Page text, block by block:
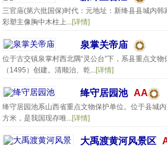
三官庙(第六批国保)时代：元地址：新绛县县城内
彩塑主像胸中木柱上...[详情]
泉掌关帝庙
位于古交镇泉掌村西北隅“灵公台”下，系县重点文
（1495）创建。清顺治、乾...[详情]
绛守居园池 AA
绛守居园池系山西省重点文物保护单位。位于县城
方米，是我国现存唯...[详情]
大禹渡黄河风景区